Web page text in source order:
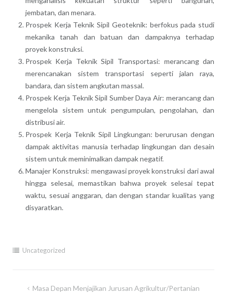
jembatan, dan menara.
Prospek Kerja Teknik Sipil Geoteknik: berfokus pada studi
mekanika tanah dan batuan dan dampaknya terhadap
proyek konstruksi.
Prospek Kerja Teknik Sipil Transportasi: merancang dan
merencanakan sistem transportasi seperti jalan raya,
bandara, dan sistem angkutan massal.
Prospek Kerja Teknik Sipil Sumber Daya Air: merancang dan
mengelola sistem untuk pengumpulan, pengolahan, dan
distribusi air.
Prospek Kerja Teknik Sipil Lingkungan: berurusan dengan
dampak aktivitas manusia terhadap lingkungan dan desain
sistem untuk meminimalkan dampak negatif.
Manajer Konstruksi: mengawasi proyek konstruksi dari awal
hingga selesai, memastikan bahwa proyek selesai tepat
waktu, sesuai anggaran, dan dengan standar kualitas yang
disyaratkan.
Uncategorized
PostMasa Depan Menjajikan Jurusan Agrikultur/Pertanian